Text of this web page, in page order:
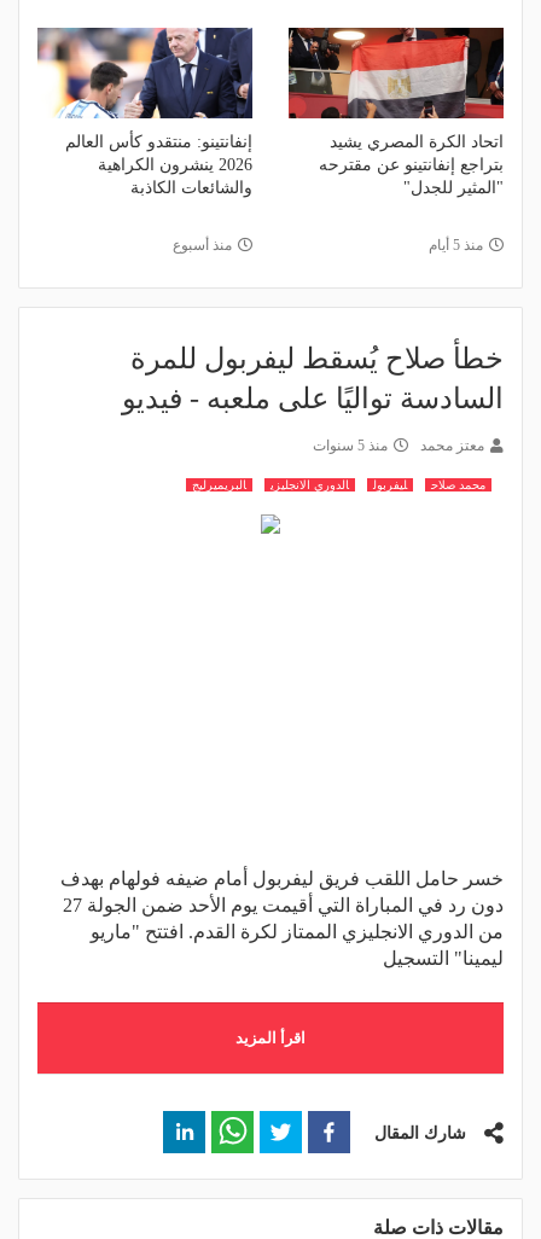
اتحاد الكرة المصري يشيد
بتراجع إنفانتينو عن مقترحه
"المثير للجدل"
منذ 5 أيام
إنفانتينو: منتقدو كأس العالم
2026 ينشرون الكراهية
والشائعات الكاذبة
منذ أسبوع
خطأ صلاح يُسقط ليفربول للمرة
السادسة تواليًا على ملعبه - فيديو
معتز محمد منذ 5 سنوات
محمد صلاح ليفربول الدوري الانجليزي البريميرليج
خسر حامل اللقب فريق ليفربول أمام ضيفه فولهام بهدف
دون رد في المباراة التي أقيمت يوم الأحد ضمن الجولة 27
من الدوري الانجليزي الممتاز لكرة القدم. افتتح "ماريو
ليمينا" التسجيل
اقرأ المزيد
شارك المقال
مقالات ذات صلة